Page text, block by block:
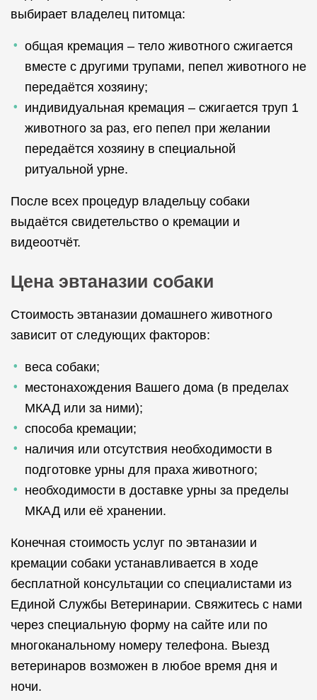
выбирает владелец питомца:
общая кремация – тело животного сжигается
вместе с другими трупами, пепел животного не
передаётся хозяину;
индивидуальная кремация – сжигается труп 1
животного за раз, его пепел при желании
передаётся хозяину в специальной
ритуальной урне.
После всех процедур владельцу собаки
выдаётся свидетельство о кремации и
видеоотчёт.
Цена эвтаназии собаки
Стоимость эвтаназии домашнего животного
зависит от следующих факторов:
веса собаки;
местонахождения Вашего дома (в пределах
МКАД или за ними);
способа кремации;
наличия или отсутствия необходимости в
подготовке урны для праха животного;
необходимости в доставке урны за пределы
МКАД или её хранении.
Конечная стоимость услуг по эвтаназии и
кремации собаки устанавливается в ходе
бесплатной консультации со специалистами из
Единой Службы Ветеринарии. Свяжитесь с нами
через специальную форму на сайте или по
многоканальному номеру телефона. Выезд
ветеринаров возможен в любое время дня и
ночи.